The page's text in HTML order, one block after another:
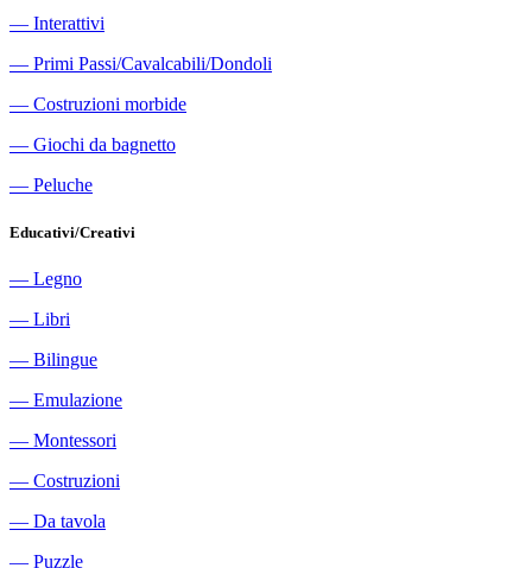
― Interattivi
― Primi Passi/Cavalcabili/Dondoli
― Costruzioni morbide
― Giochi da bagnetto
― Peluche
Educativi/Creativi
― Legno
― Libri
― Bilingue
― Emulazione
― Montessori
― Costruzioni
― Da tavola
― Puzzle